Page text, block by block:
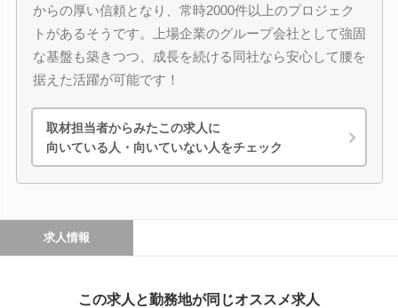
からの厚い信頼となり、常時2000件以上のプロジェク
トがあるそうです。上場企業のグループ会社として強固
な基盤も築きつつ、成長を続ける同社なら安心して腰を
据えた活躍が可能です！
取材担当者からみたこの求人に
向いている人・向いていない人をチェック
求人情報
この求人と勤務地が同じオススメ求人